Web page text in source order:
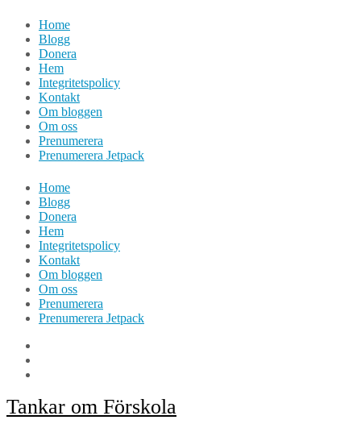
Hoppa
innehåll
Home
Blogg
Donera
Hem
Integritetspolicy
Kontakt
Om bloggen
Om oss
Prenumerera
Prenumerera Jetpack
Home
Blogg
Donera
Hem
Integritetspolicy
Kontakt
Om bloggen
Om oss
Prenumerera
Prenumerera Jetpack
Tankar om Förskola